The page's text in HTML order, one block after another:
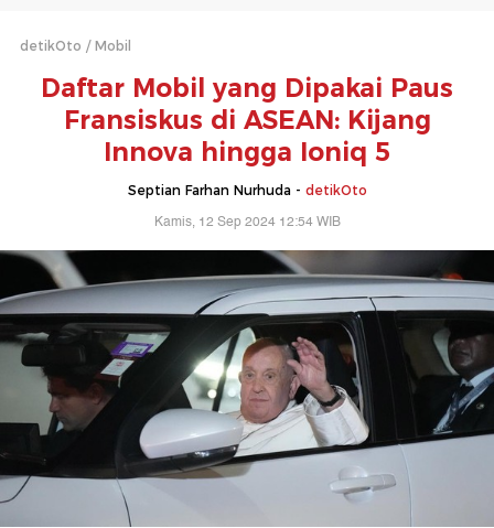
detikOto Mobil
Daftar Mobil yang Dipakai Paus
Fransiskus di ASEAN: Kijang
Innova hingga Ioniq 5
Septian Farhan Nurhuda - detikOto
Kamis, 12 Sep 2024 12:54 WIB